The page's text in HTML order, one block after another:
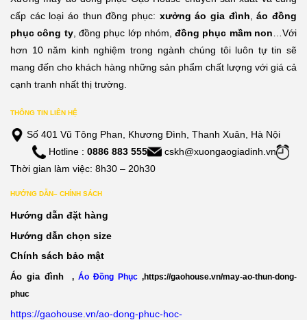
cấp các loại áo thun đồng phục: xưởng áo gia đình ,áo đồng
phục công ty, đồng phục lớp nhóm,đồng phục mầm non …Với
hơn 10 năm kinh nghiệm trong ngành chúng tôi luôn tự tin sẽ
mang đến cho khách hàng những sản phẩm chất lượng với giá cả
cạnh tranh nhất thị trường.
THÔNG TIN LIÊN HỆ
Số 401 Vũ Tông Phan, Khương Đình, Thanh Xuân, Hà Nội
Hotline : 0886 883 555
cskh@xuongaogiadinh.vn
Thời gian làm việc: 8h30 – 20h30
HƯỚNG DẪN– CHÍNH SÁCH
Hướng dẫn đặt hàng
Hướng dẫn chọn size
Chính sách bảo mật
Áo gia đình , Áo Đồng Phục ,https://gaohouse.vn/may-ao-thun-dong-
phuc
https://gaohouse.vn/ao-dong-phuc-hoc-